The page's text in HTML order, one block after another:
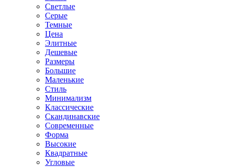
Светлые
Серые
Темные
Цена
Элитные
Дешевые
Размеры
Большие
Маленькие
Стиль
Минимализм
Классические
Скандинавские
Современные
Форма
Высокие
Квадратные
Угловые